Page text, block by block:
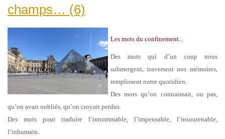
champs… (6)
Les mots du confinement...
Des mots qui d’un coup nous
submergent, traversent nos mémoires,
remplissent notre quotidien.
Des mots qu’on connaissait, ou pas,
qu’on avait oubliés, qu’on croyait perdus.
Des mots pour traduire l’innommable, l’impensable, l’insoutenable,
l’inhumain.